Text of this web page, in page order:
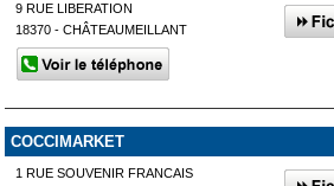
9 RUE LIBERATION
18370 - CHÂTEAUMEILLANT
COCCIMARKET
1 RUE SOUVENIR FRANCAIS